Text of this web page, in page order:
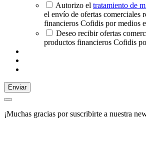
Autorizo el tratamiento de
el envío de ofertas comerciales
financieros Cofidis por medios
Deseo recibir ofertas
productos financieros Cofidis
Enviar
¡Muchas gracias por suscribirte a nuestra